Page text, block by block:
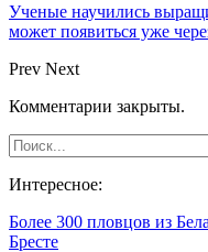
Ученые научились
может появиться уже
Prev Next
Комментарии закрыты.
Интересное:
Более 300 пловцов из
Бресте